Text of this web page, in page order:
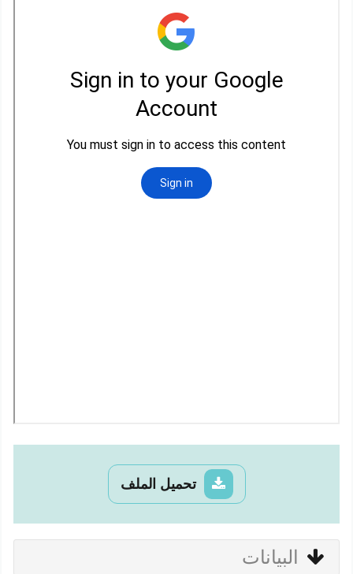
تحميل الملف
البيانات